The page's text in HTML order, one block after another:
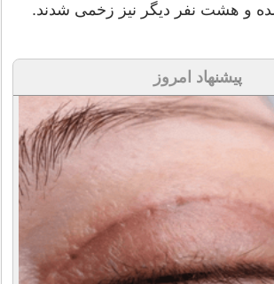
و هشت نفر دیگر نیز زخمی شدند.
پیشنهاد امروز